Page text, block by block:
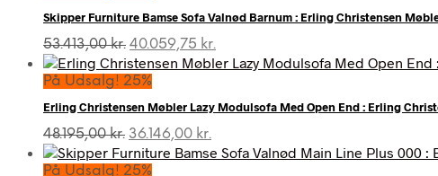
54.150,00 kr..40.612,00 kr..
Skipper Furniture Bamse Sofa Valnød Barnum : Erling Christensen
53.413,00kr. Den
oprindelige
pris
53.413,00 kr..
40.059,75 kr.
aktuelle
40.059,75 kr..
På Udsalg! 25%
Erling Christensen Møbler Lazy Modulsofa Med Open End : Erling
48.195,00kr. Den
oprindelige
pris
36.146,00 kr.
aktuelle
På Udsalg! 25%